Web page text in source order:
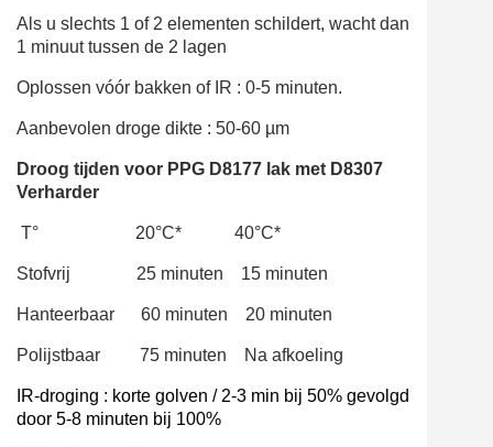
Als u slechts 1 of 2 elementen schildert, wacht dan
1 minuut tussen de 2 lagen
Oplossen vóór bakken of IR : 0-5 minuten.
Aanbevolen droge dikte : 50-60 µm
Droog tijden voor PPG D8177 lak met D8307
Verharder
T° 20°C* 40°C*
Stofvrij 25 minuten 15 minuten
Hanteerbaar 60 minuten 20 minuten
Polijstbaar 75 minuten Na afkoeling
IR-droging : korte golven / 2-3 min bij 50% gevolgd
door 5-8 minuten bij 100%